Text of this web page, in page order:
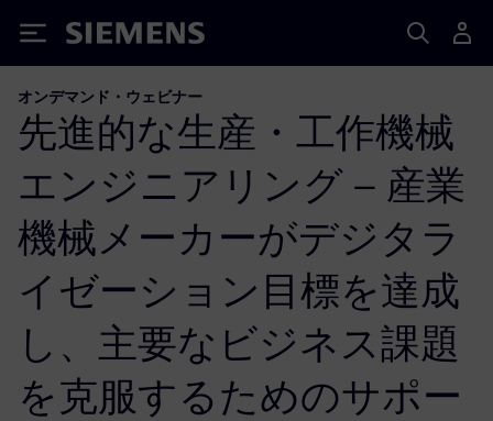
Siemens
オンデマンド・ウェビナー
先進的な生産・工作機械
エンジニアリング – 産業
機械メーカーがデジタラ
イゼーション目標を達成
し、主要なビジネス課題
を克服するためのサポー